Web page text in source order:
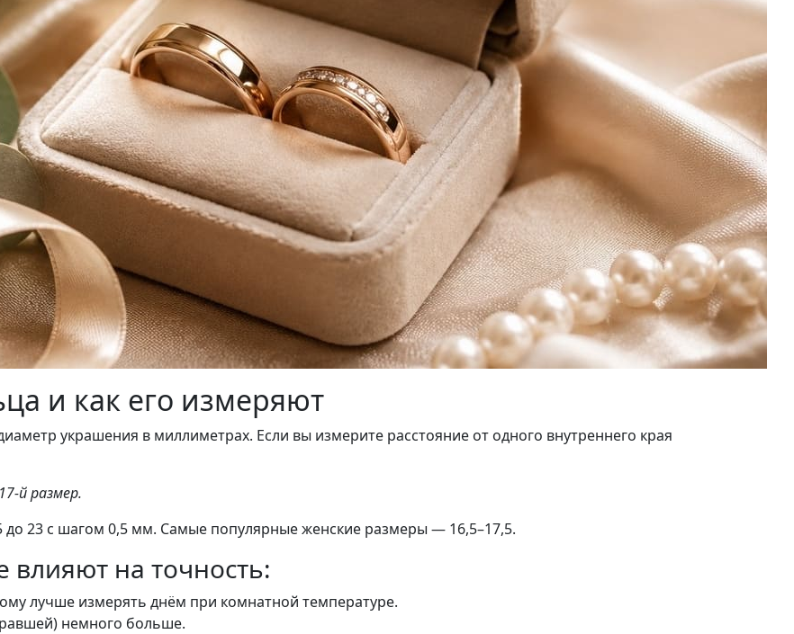
и как его измеряют
украшения в миллиметрах. Если вы измерите расстояние от одного внутреннего края
й размер.
23 с шагом 0,5 мм. Самые популярные женские размеры — 16,5–17,5.
на точность:
лучше измерять днём при комнатной температуре.
немного больше.